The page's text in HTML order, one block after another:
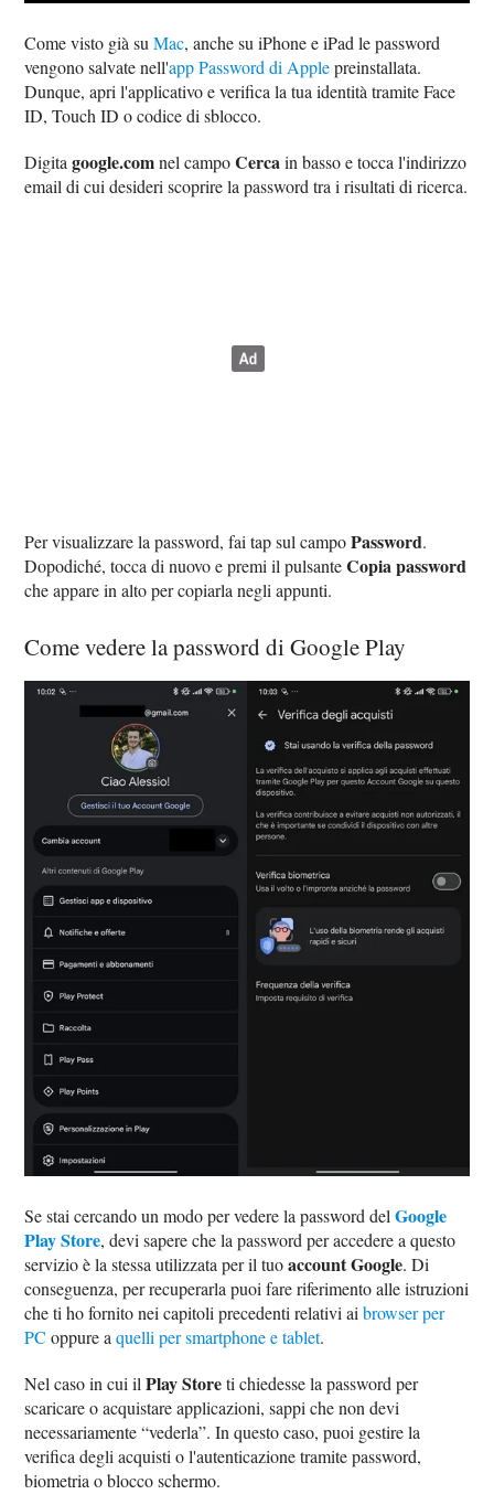
Come visto già suMac, anche su iPhone e iPad le password
vengono salvate nell'app Password di Applepreinstallata.
Dunque, apri l'applicativo e verifica la tua identità tramite Face
ID, Touch ID o codice di sblocco.
Digitagoogle.comnel campoCercain basso e tocca l'indirizzo
email di cui desideri scoprire la password tra i risultati di ricerca.
Per visualizzare la password, fai tap sul campoPassword.
Dopodiché, tocca di nuovo e premi il pulsanteCopia password
che appare in alto per copiarla negli appunti.
Come vedere la password di Google Play
Se stai cercando un modo per vedere la password delGoogle
Play Store, devi sapere che la password per accedere a questo
servizio è la stessa utilizzata per il tuoaccount Google. Di
conseguenza, per recuperarla puoi fare riferimento alle istruzioni
che ti ho fornito nei capitoli precedenti relativi aibrowser per
PC oppure aquelli per smartphone e tablet.
Nel caso in cui ilPlay Storeti chiedesse la password per
scaricare o acquistare applicazioni, sappi che non devi
necessariamente “vederla”. In questo caso, puoi gestire la
verifica degli acquisti o l'autenticazione tramite password,
biometria o blocco schermo.